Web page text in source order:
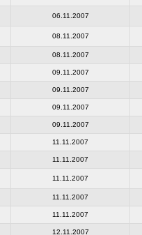
06.11.2007
08.11.2007
08.11.2007
09.11.2007
09.11.2007
09.11.2007
09.11.2007
11.11.2007
11.11.2007
11.11.2007
11.11.2007
11.11.2007
12.11.2007